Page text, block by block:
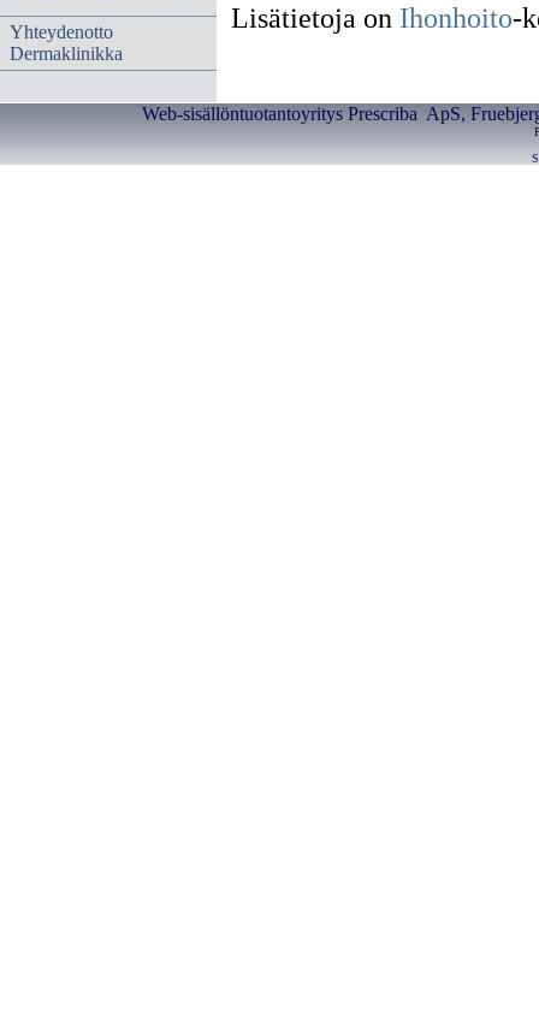
Yhteydenotto
Dermaklinikka
Lisätietoja on Ihonhoito-
Web-sisällöntuotantoyritys Prescriba ApS,